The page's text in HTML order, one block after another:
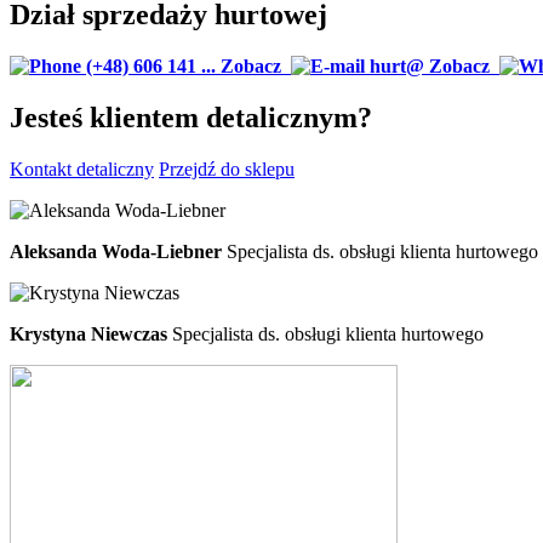
Dział sprzedaży hurtowej
(+48) 606 141 ... Zobacz hurt@ Zobacz
Jesteś klientem detalicznym?
Kontakt detaliczny Przejdź do sklepu
Aleksanda Woda-Liebner Specjalista ds. obsługi klienta hurtowego
Krystyna Niewczas Specjalista ds. obsługi klienta hurtowego